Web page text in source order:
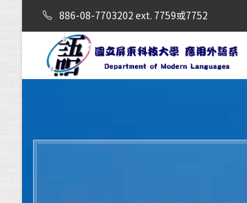
886-08-7703202 ext. 7759或7752